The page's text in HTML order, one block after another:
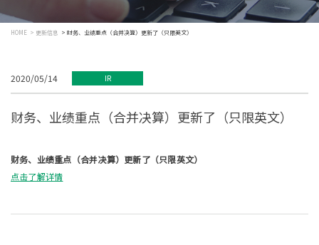
HOME 更新信息 财务、业绩重点（合并决算）更新了（只限英文）
2020/05/14 IR
财务、业绩重点（合并决算）更新了（只限英文）
财务、业绩重点（合并决算）更新了（只限英文）
点击了解详情